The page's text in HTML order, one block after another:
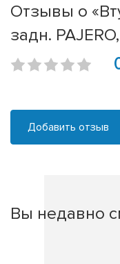
Отзывы о
задн.
Добавить отзыв
Вы недавно